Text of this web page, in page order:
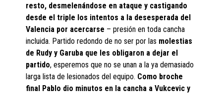
resto, desmelenándose en ataque y castigando
desde el triple los intentos a la desesperada del
Valencia por acercarse – presión en toda cancha
incluida. Partido redondo de no ser por las molestias
de Rudy y Garuba que les obligaron a dejar el
partido, esperemos que no se unan a la ya demasiado
larga lista de lesionados del equipo. Como broche
final Pablo dio minutos en la cancha a Vukcevic y